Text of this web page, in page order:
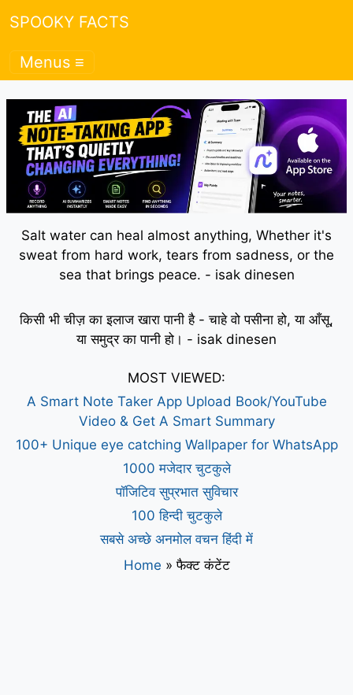
SPOOKY FACTS
Menus ≡
Salt water can heal almost anything, Whether it's
sweat from hard work, tears from sadness, or the
sea that brings peace. - isak dinesen
किसी भी चीज़ का इलाज खारा पानी है - चाहे वो पसीना हो, या आँसू,
या समुद्र का पानी हो। - isak dinesen
MOST VIEWED:
A Smart Note Taker App Upload Book/YouTube
Video & Get A Smart Summary
100+ Unique eye catching Wallpaper for WhatsApp
1000 मजेदार चुटकुले
पॉजिटिव सुप्रभात सुविचार
100 हिन्दी चुटकुले
सबसे अच्छे अनमोल वचन हिंदी में
Home »फैक्ट कंटेंट